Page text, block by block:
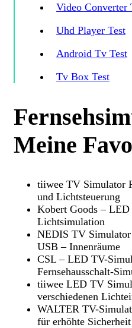
Video Converter
Uhd Player Test
Android Tv Test
Tv Box Test
Meine
tiiwee TV Simulator
und Lichtsteuerung
Kobert Goods –
Lichtsimulation
NEDIS TV Simulator
USB – Innenräume
CSL – LED TV-
Fernsehausschalt-
tiiwee LED TV
verschiedenen
WALTER TV-
für erhöhte Sicherheit